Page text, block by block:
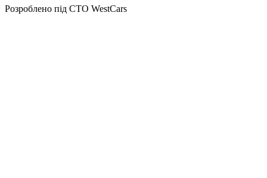
Розроблено під СТО WestCars